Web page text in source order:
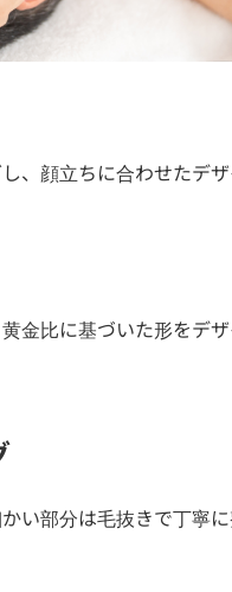
、顔立ちに合わせたデザ
金比に基づいた形をデ
い部分は毛抜きで丁寧に